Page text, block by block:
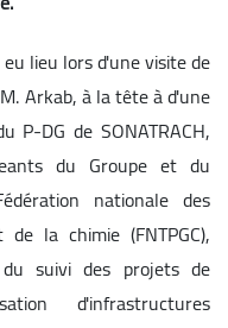
lieu lors d'une visite de
Arkab, à la tête à d'une
P-DG de SONATRACH,
du Groupe et du
nationale des
la chimie (FNTPGC),
suivi des projets de
d'infrastructures